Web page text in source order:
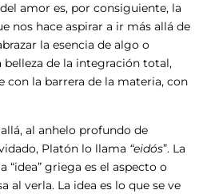
amor es, por consiguiente, la
nos hace aspirar a ir más allá de
la esencia de algo o
belleza de la integración total,
con la barrera de la materia, con
al anhelo profundo de
Platón lo llama “eidós”. La
“idea” griega es el aspecto o
al verla. La idea es lo que se ve